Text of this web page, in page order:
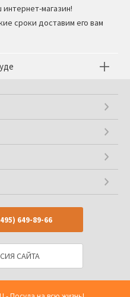
магазин!
сроки доставим его вам
649-89-66
САЙТА